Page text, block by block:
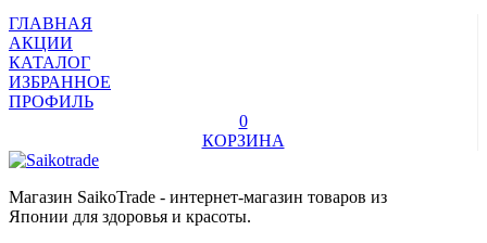
ГЛАВНАЯ
АКЦИИ
КАТАЛОГ
ИЗБРАННОЕ
ПРОФИЛЬ
0
КОРЗИНА
Магазин SaikoTrade - интернет-магазин товаров из
Японии для здоровья и красоты.